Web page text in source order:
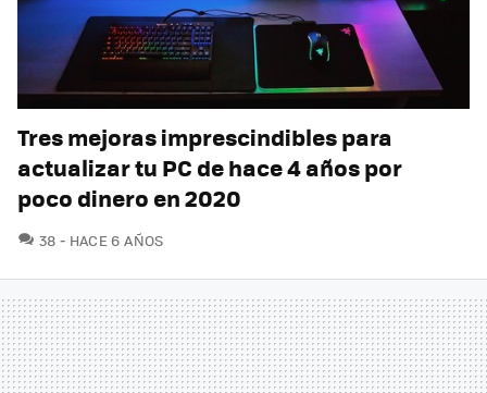
Tres mejoras imprescindibles para
actualizar tu PC de hace 4 años por
poco dinero en 2020
38 COMENTARIOS
HACE 6 AÑOS